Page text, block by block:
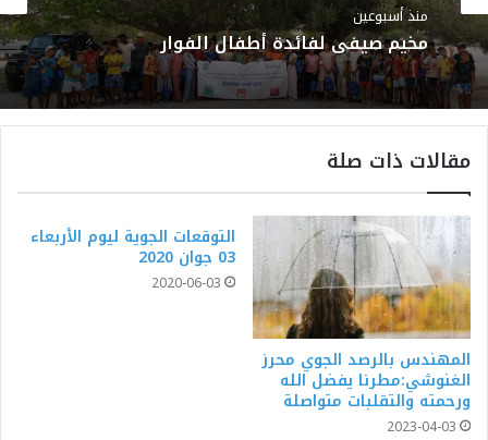
منذ أسبوعين
مخيم صيفي لفائدة أطفال الفوار
مقالات ذات صلة
المهندس بالرصد الجوي محرز
الغنوشي:مطرنا يفضل الله
ورحمته والتقلبات متواصلة
2023-04-03
التوقعات الجوية ليوم الأربعاء
03 جوان 2020
2020-06-03